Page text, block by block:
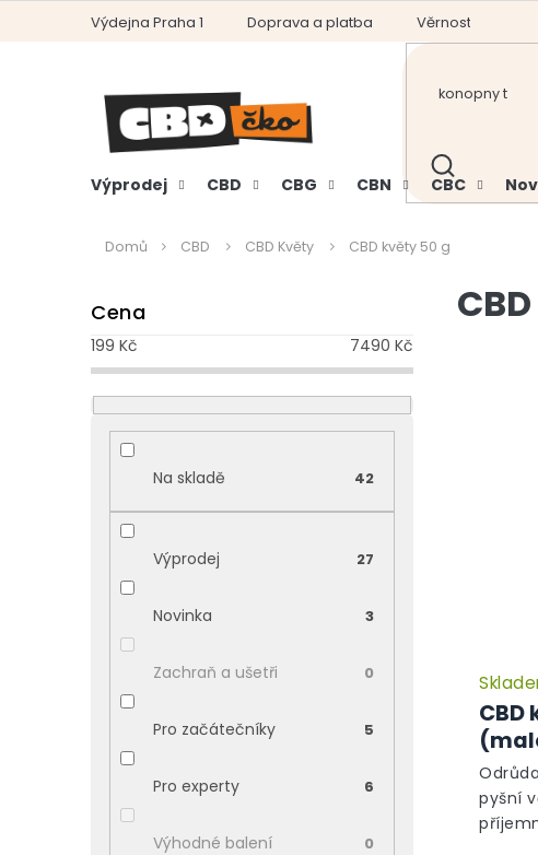
Výdejna Praha 1 Doprava a platba Věrnostní
HLEDAT
Výprodej CBD CBG CBN CBC
Domů CBD CBD Květy CBD květy 50 g
o
s
t
r
a
Cena
199 Kč 7490 Kč
Na skladě 42
Výprodej 27
Novinka 3
Zachraň a ušetři 0
Pro začátečníky 5
Pro experty 6
Výhodné balení 0
CBD
pyšní